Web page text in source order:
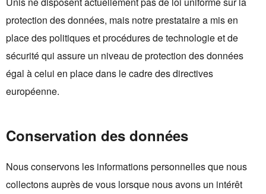
protection des données, mais notre prestataire a mis en
place des politiques et procédures de technologie et de
sécurité qui assure un niveau de protection des données
égal à celui en place dans le cadre des directives
européenne.
Conservation des données
Nous conservons les informations personnelles que nous
collectons auprès de vous lorsque nous avons un intérêt